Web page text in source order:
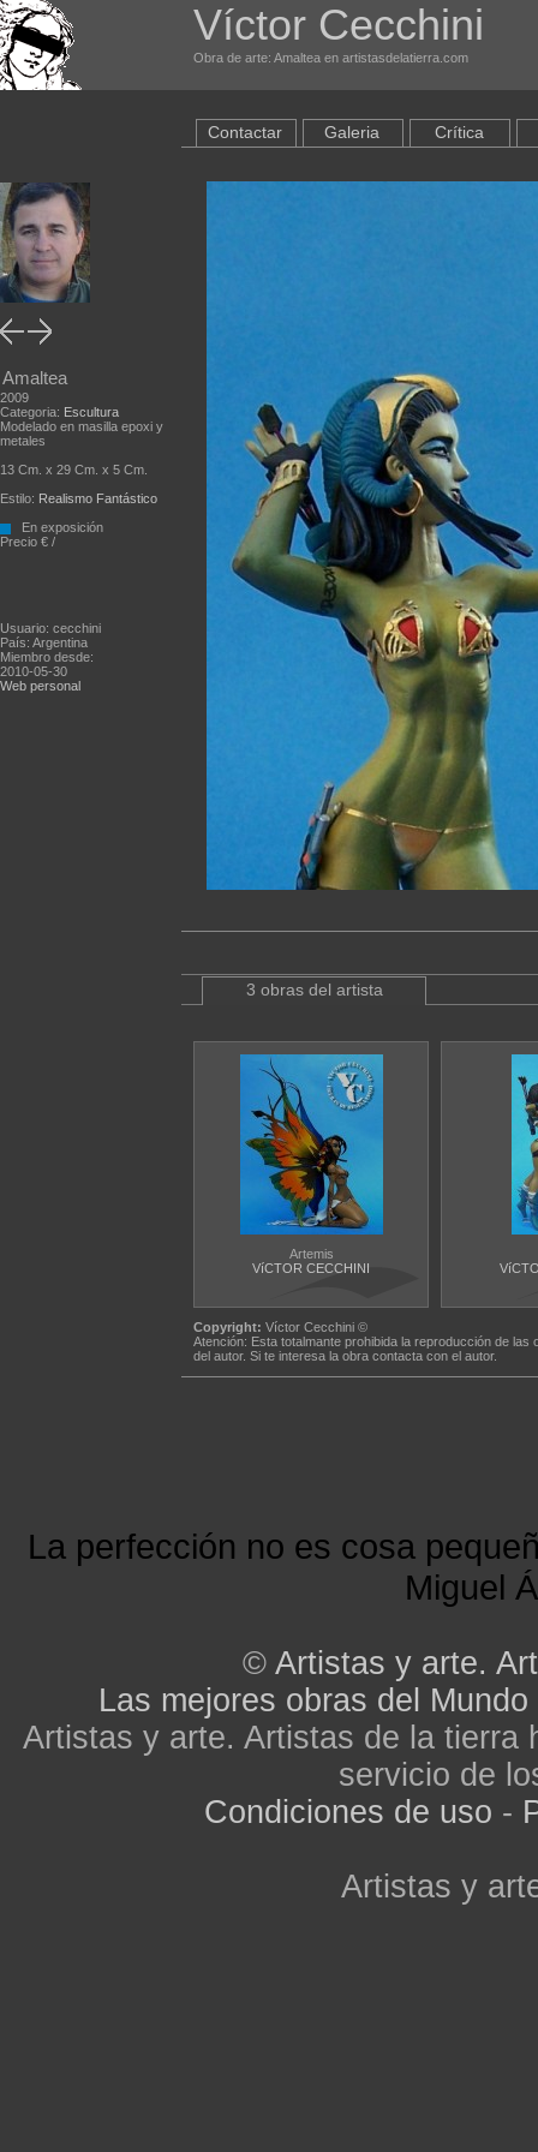
Víctor Cecchini
Obra de arte: Amaltea en artistasdelatierra.com
Amaltea
2009
Categoria: Escultura
Modelado en masilla epoxi y
metales
13 Cm. x 29 Cm. x 5 Cm.
Estilo: Realismo Fantástico
En exposición
Precio € /
Usuario: cecchini
País: Argentina
Miembro desde:
2010-05-30
Web personal
Contactar Galeria Crítica
3 obras del artista
Artemis
VíCTOR CECCHINI
Copyright: Víctor Cecchini ©
Atención: Esta totalmante prohibida la reproducción de
del autor. Si te interesa la obra contacta con el autor.
La perfección no es cosa
Miguel
© Artistas y arte.
Las mejores obras del Mundo
Artistas y arte. Artistas de la tierra
servicio de
Condiciones de uso -
Artistas y